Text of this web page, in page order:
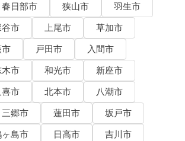
春日部市 狭山市
羽生市
市 上尾市
草加市
戸田市
入間市
市 和光市
新座市
喜市 北本市
八潮市
三郷市 蓮田市
坂戸市
島市 日高市
吉川市